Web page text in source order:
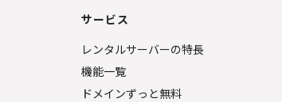
サービス
レンタルサーバーの特長
機能一覧
ドメインずっと無料